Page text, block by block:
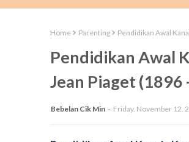
Home Parenting Pendidikan Awal
Pendidikan Awal
Jean Piaget (1896
Bebelan Cik Min Friday, November 12,